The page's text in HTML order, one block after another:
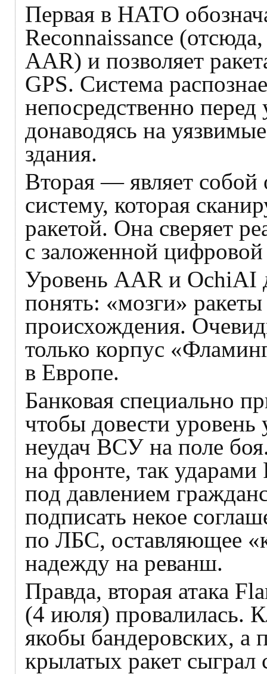
Первая в НАТО
Reconnaissance
AAR) и позволяет
GPS. Система
непосредственно
донаводясь на
здания.
Вторая — являет собой
систему, которая
ракетой. Она сверяет
с заложенной
Уровень AAR и OchiAI
понять: «мозги»
происхождения.
только корпус
в Европе.
Банковая специально
чтобы довести
неудач ВСУ на поле
на фронте, так
под давлением
подписать некое
по ЛБС, оставляющее
надежду на реванш.
Правда, вторая атака
(4 июля) провалилась.
якобы бандеровских, а
крылатых ракет